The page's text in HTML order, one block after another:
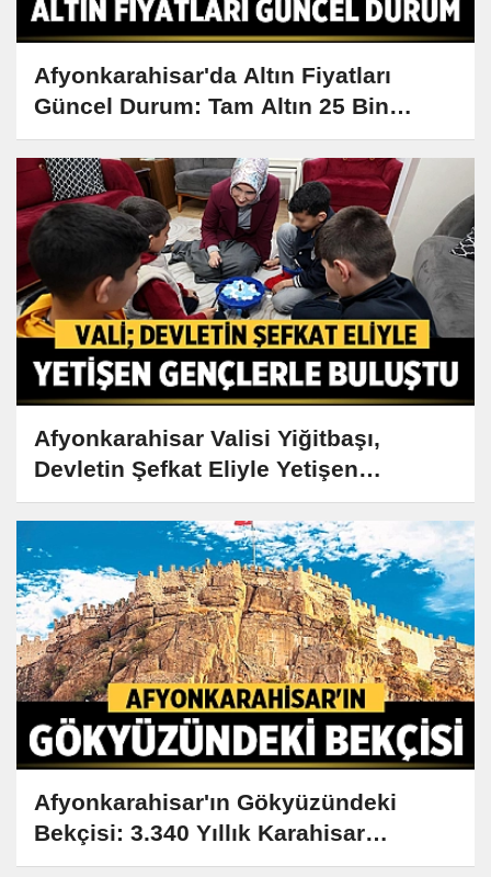
Afyonkarahisar'da Altın Fiyatları
Güncel Durum: Tam Altın 25 Bin
Lirayı Aştı
Afyonkarahisar Valisi Yiğitbaşı,
Devletin Şefkat Eliyle Yetişen
Gençlerle Buluştu
Afyonkarahisar'ın Gökyüzündeki
Bekçisi: 3.340 Yıllık Karahisar
Kalesi'nin Sırları